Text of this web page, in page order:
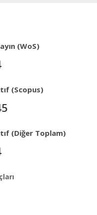
(WoS)
(Scopus)
(Diğer Toplam)